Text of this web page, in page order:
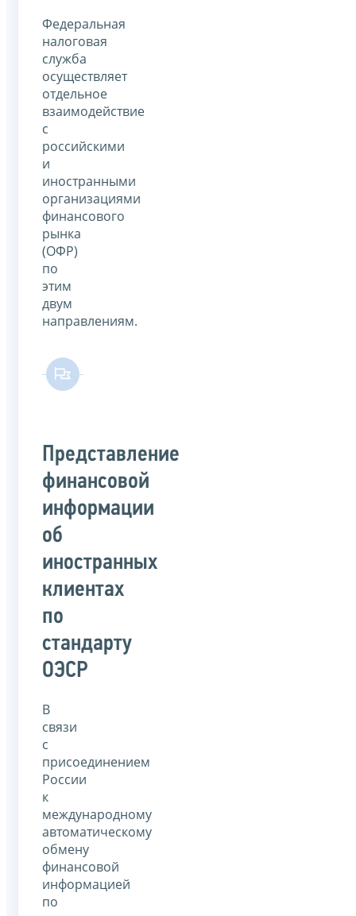
Федеральная
налоговая
служба
осуществляет
отдельное
взаимодействие
с
российскими
и
иностранными
организациями
финансового
рынка
(ОФР)
по
этим
двум
направлениям.
Представление
финансовой
информации
об
иностранных
клиентах
по
стандарту
ОЭСР
В
связи
с
присоединением
России
к
международному
автоматическому
обмену
финансовой
информацией
по